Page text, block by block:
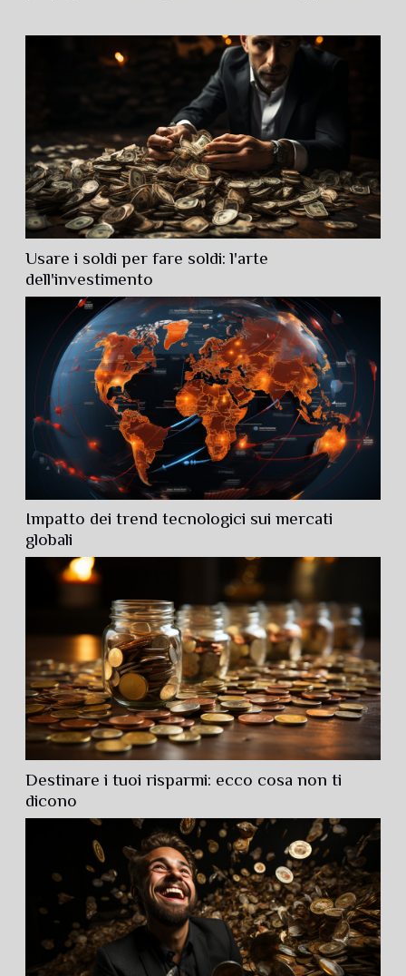
funzionale: offrono un primo contatto con il mondo
bancario, senza esporre i...
Usare i soldi per fare soldi: l'arte
dell'investimento
Impatto dei trend tecnologici sui mercati
globali
Destinare i tuoi risparmi: ecco cosa non ti
dicono